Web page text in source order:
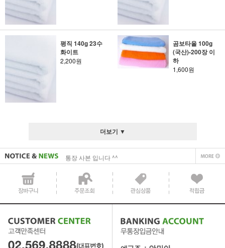
평직 140g 23수
화이트
2,200원
곰보타올 100g
(국산)-200장 이
하
1,600원
더보기 ▼
통장 사본 입니다 ^^